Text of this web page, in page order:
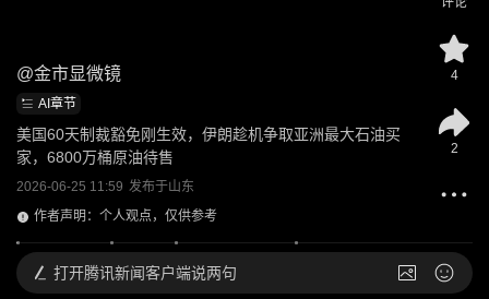
@金市显微镜
AI章节
美国60天制裁豁免刚生效，伊朗趁机争取亚洲最大石油买
家，6800万桶原油待售
2026-06-25 11:59 发布于山东
作者声明：个人观点，仅供参考
4
2
打开腾讯新闻客户端说两句